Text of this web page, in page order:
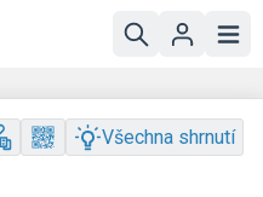
Všechna shrnutí